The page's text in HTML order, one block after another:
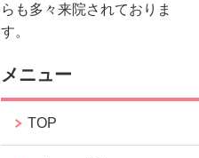
らも多々来院されておりま
す。
メニュー
TOP